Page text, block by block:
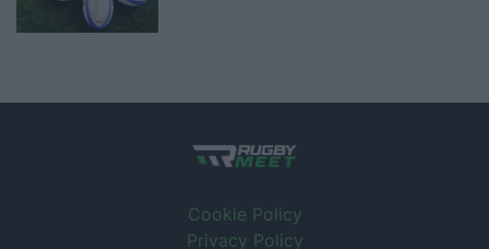
Cookie Policy
Privacy Policy